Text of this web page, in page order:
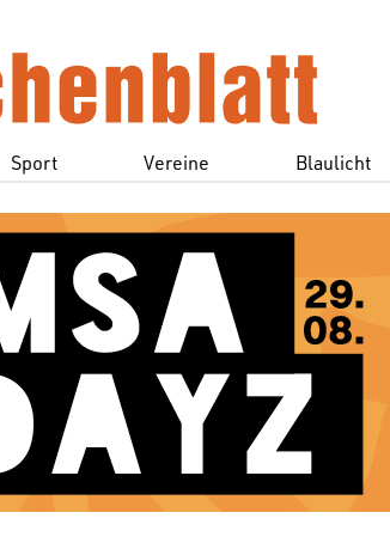
Sport Vereine Blaulicht